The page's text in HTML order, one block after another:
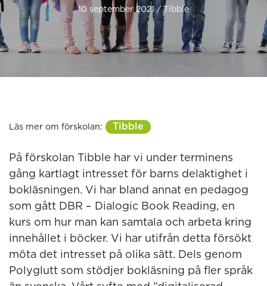
10 september 2021 / Tibble
Läs mer om förskolan: Tibble
På förskolan Tibble har vi under terminens
gång kartlagt intresset för barns delaktighet i
bokläsningen. Vi har bland annat en pedagog
som gått DBR – Dialogic Book Reading, en
kurs om hur man kan samtala och arbeta kring
innehållet i böcker. Vi har utifrån detta försökt
möta det intresset på olika sätt. Dels genom
Polyglutt som stödjer bokläsning på fler språk